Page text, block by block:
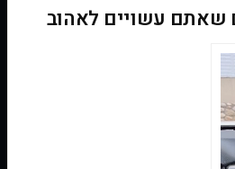
שאתם עשויים לאהוב